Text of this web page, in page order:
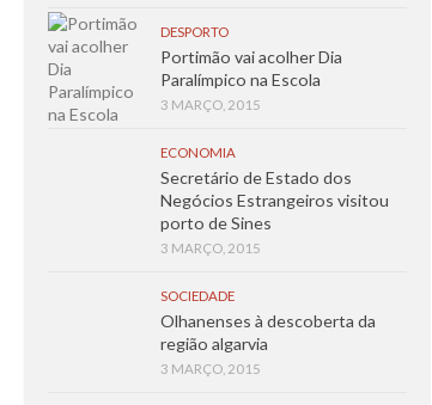
DESPORTO
Portimão vai acolher Dia
Paralímpico na Escola
3 MARÇO, 2015
ECONOMIA
Secretário de Estado dos
Negócios Estrangeiros visitou
porto de Sines
3 MARÇO, 2015
SOCIEDADE
Olhanenses à descoberta da
região algarvia
3 MARÇO, 2015